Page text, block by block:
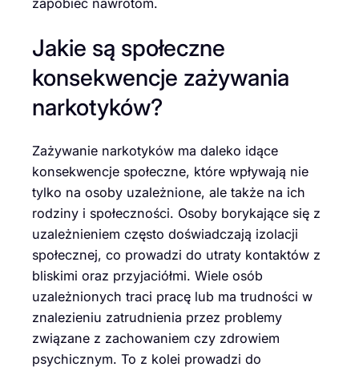
zapobiec nawrotom.
Jakie są społeczne
konsekwencje zażywania
narkotyków?
Zażywanie narkotyków ma daleko idące
konsekwencje społeczne, które wpływają nie
tylko na osoby uzależnione, ale także na ich
rodziny i społeczności. Osoby borykające się z
uzależnieniem często doświadczają izolacji
społecznej, co prowadzi do utraty kontaktów z
bliskimi oraz przyjaciółmi. Wiele osób
uzależnionych traci pracę lub ma trudności w
znalezieniu zatrudnienia przez problemy
związane z zachowaniem czy zdrowiem
psychicznym. To z kolei prowadzi do